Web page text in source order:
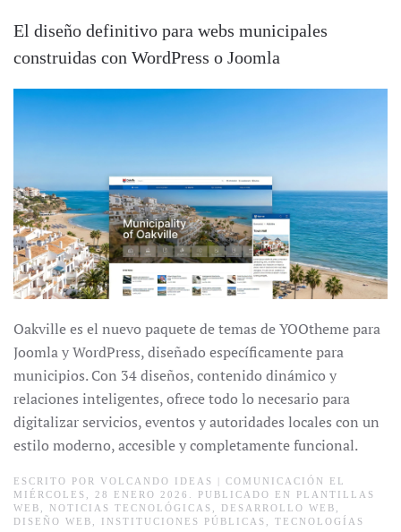
El diseño definitivo para webs municipales
construidas con WordPress o Joomla
Oakville es el nuevo paquete de temas de YOOtheme para
Joomla y WordPress, diseñado específicamente para
municipios. Con 34 diseños, contenido dinámico y
relaciones inteligentes, ofrece todo lo necesario para
digitalizar servicios, eventos y autoridades locales con un
estilo moderno, accesible y completamente funcional.
ESCRITO POR VOLCANDO IDEAS | COMUNICACIÓN
EL
MIÉRCOLES, 28 ENERO 2026. PUBLICADO EN
PLANTILLAS
WEB
NOTICIAS TECNOLÓGICAS DESARROLLO WEB
DISEÑO WEB
INSTITUCIONES PÚBLICAS TECNOLOGÍAS